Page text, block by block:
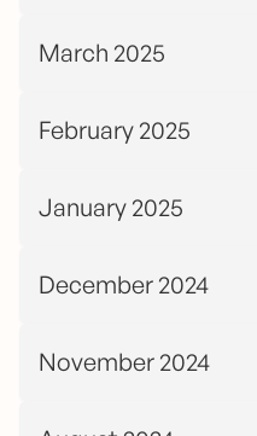
March 2025
February 2025
January 2025
December 2024
November 2024